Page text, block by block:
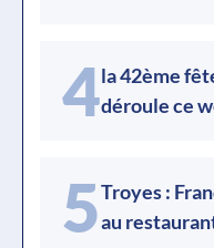
4la 42ème
déroule ce
5Troyes :
au